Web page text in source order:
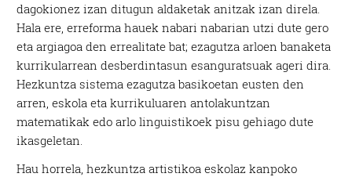
dagokionez izan ditugun aldaketak anitzak izan direla.
Hala ere, erreforma hauek nabari nabarian utzi dute gero
eta argiagoa den errealitate bat; ezagutza arloen banaketa
kurrikularrean desberdintasun esanguratsuak ageri dira.
Hezkuntza sistema ezagutza basikoetan eusten den
arren, eskola eta kurrikuluaren antolakuntzan
matematikak edo arlo linguistikoek pisu gehiago dute
ikasgeletan.
Hau horrela, hezkuntza artistikoa eskolaz kanpoko